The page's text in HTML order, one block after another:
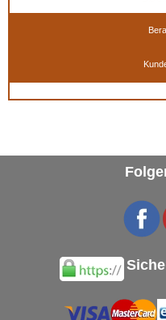
Verfügbar in: 50 ml, 50 ml (Basis
Spezialfarben), 500 ml